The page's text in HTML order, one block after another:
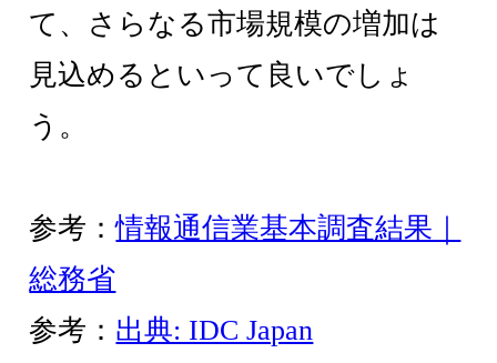
て、さらなる市場規模の増加は
見込めるといって良いでしょ
う。
参考：情報通信業基本調査結果｜
総務省
参考： 出典: IDC Japan